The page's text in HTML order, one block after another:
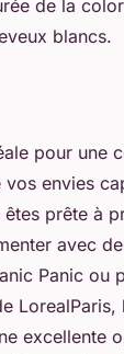
de la
blancs.
pour une
envies
êtes prête à
avec
Panic ou
LorealParis,
excellente